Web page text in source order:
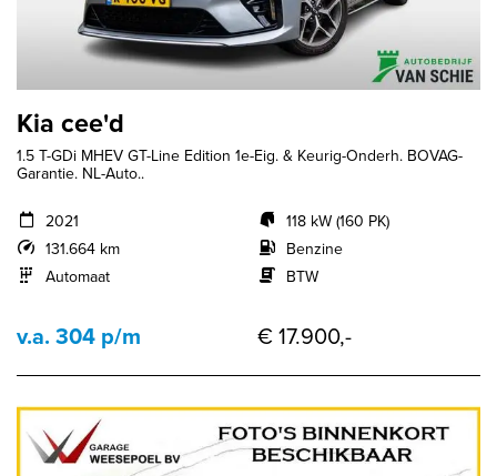
Kia cee'd
1.5 T-GDi MHEV GT-Line Edition 1e-Eig. & Keurig-Onderh. BOVAG-
Garantie. NL-Auto..
2021
131.664 km
Automaat
118 kW (160 PK)
Benzine
BTW
v.a. 304 p/m € 17.900,-